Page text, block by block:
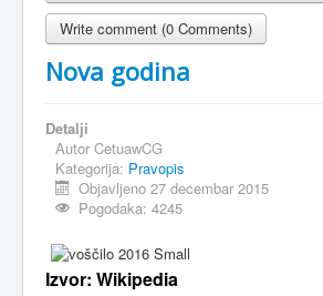
Write comment (0 Comments)
Nova godina
Detalji
Autor CetuawCG
Kategorija: Pravopis
Objavljeno 27 decembar 2015
Pogodaka: 4245
Izvor: Wikipedia